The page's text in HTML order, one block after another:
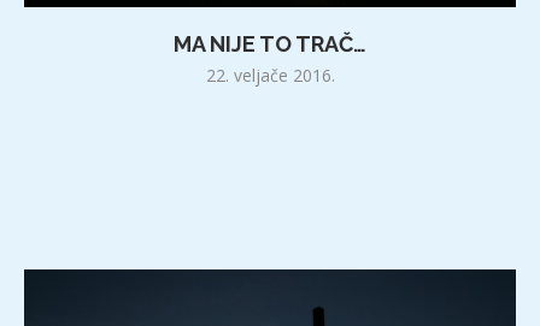
MA NIJE TO TRAČ…
22. veljače 2016.